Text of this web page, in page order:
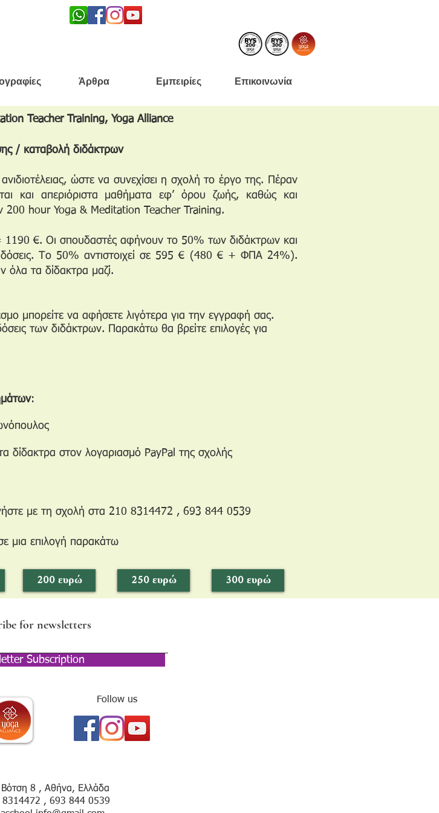
Άρθρα Εμπειρίες Επικοινωνία
Teacher Training, Yoga Alliance
/ καταβολή διδάκτρων
ώστε να συνεχίσει η σχολή το έργο της. Πέραν
και απεριόριστα μαθήματα εφ’ όρου ζωής, καθώς και
200 hour Yoga & Meditation Teacher Training.
€. Οι σπουδαστές αφήνουν το 50% των διδάκτρων και
Το 50% αντιστοιχεί σε 595 € (480 € + ΦΠΑ 24%).
τα δίδακτρα μαζί.
μπορείτε να αφήσετε λιγότερα για την εγγραφή σας.
των διδάκτρων. Παρακάτω θα βρείτε επιλογές για
:
δίδακτρα στον λογαριασμό PayPal της σχολής
με τη σχολή στα 210 8314472 , 693 844 0539
μια επιλογή παρακάτω
200 ευρώ 250 ευρώ 300 ευρώ
for newsletters
Subscription
Follow us
8 , Αθήνα, Ελλάδα
, 693 844 0539